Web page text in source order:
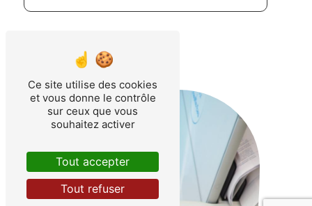
Ce site utilise des cookies
et vous donne le contrôle
sur ceux que vous
souhaitez activer
Tout accepter
Tout refuser